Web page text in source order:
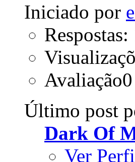
Iniciado por
Respostas:
Último post
Dark Of
Ver